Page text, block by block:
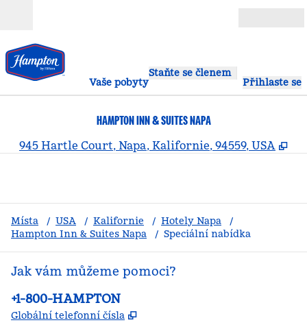
Vaše pobyty
Staňte se členem
Přihlaste se
HAMPTON INN & SUITES NAPA
945 Hartle Court, Napa, Kalifornie, 94559, USA ,
Místa / USA / Kalifornie / Hotely Napa
/
Hampton Inn & Suites Napa
/ Speciální nabídka
Jak vám můžeme pomoci?
Telefon:
+1-800-HAMPTON
Globální telefonní čísla ,